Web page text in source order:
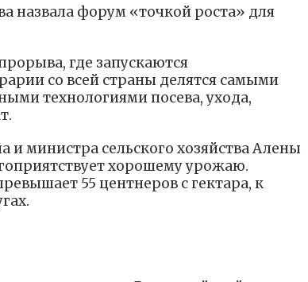
назвала форум «точкой роста» для
где запускаются
со всей страны делятся самыми
технологиями посева, ухода,
и министра сельского хозяйства Алены
хорошему урожаю.
55 центнеров с гектара, к